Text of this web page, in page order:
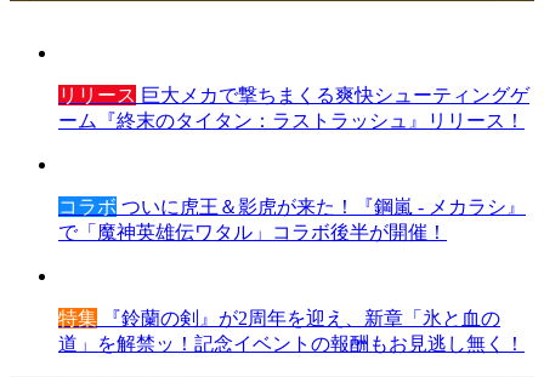
リリース 巨大メカで撃ちまくる爽快シューティングゲ
ーム『終末のタイタン：ラストラッシュ』リリース！
コラボ ついに虎王＆影虎が来た！『鋼嵐 - メカラシ』
で「魔神英雄伝ワタル」コラボ後半が開催！
特集 『鈴蘭の剣』が2周年を迎え、新章「氷と血の
道」を解禁ッ！記念イベントの報酬もお見逃し無く！